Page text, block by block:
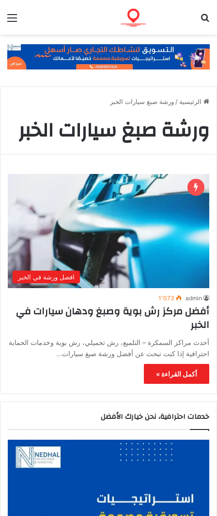
الرئيسية / ورشة صبغ سيارات الخبر
ورشة صبغ سيارات الخبر
افضل ورشة في الخبر
admin 1٬073
أفضل مركز رش بوية وصبغ ودهان سيارات في
الخبر
أحدث مراكز السمكرة – التلميع، رش تجميلي، رش بوية وخدمات الحماية
احترافية إذا كنت تبحث عن أفضل ورشة صبغ سيارات…
أكمل القراءة »
خدمات احترافية، نحن خيارك الأفضل